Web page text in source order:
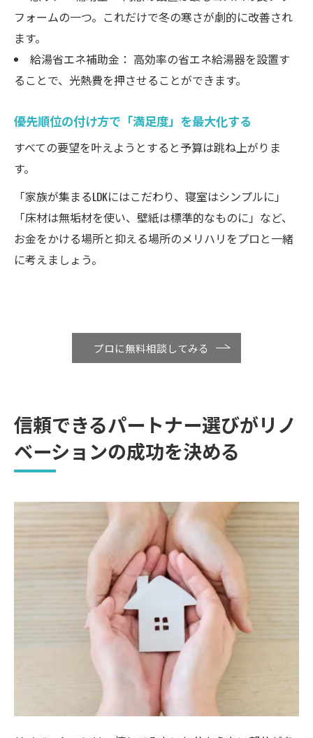
フォームの一つ。これだけで冬の寒さが劇的に改善され
ます。
給湯省エネ補助金： 高効率の省エネ給湯器を設置す
ることで、光熱費を押させることができます。
優先順位の付け方で「満足度」を最大化する
すべての要望を叶えようとすると予算は跳ね上がりま
す。
「家族が集まるLDKにはこだわり、寝室はシンプルに」
「床材は無垢材を使い、壁紙は標準的なものに」など、
お金をかける場所と抑える場所のメリハリをプロと一緒
に考えましょう。
プロに無料相談してみる
信頼できるパートナー選びがリノ
ベーションの成功を決める